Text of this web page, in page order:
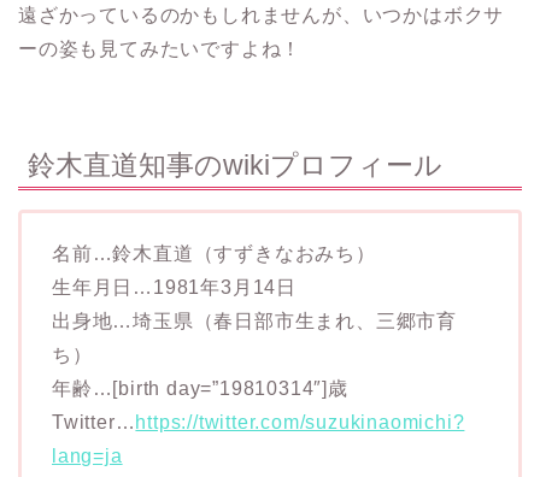
遠ざかっているのかもしれませんが、いつかはボクサ
ーの姿も見てみたいですよね！
鈴木直道知事のwikiプロフィール
名前…鈴木直道（すずきなおみち）
生年月日…1981年3月14日
出身地…埼玉県（春日部市生まれ、三郷市育
ち）
年齢…[birth day=”19810314″]歳
Twitter… https://twitter.com/suzukinaomichi?
lang=ja